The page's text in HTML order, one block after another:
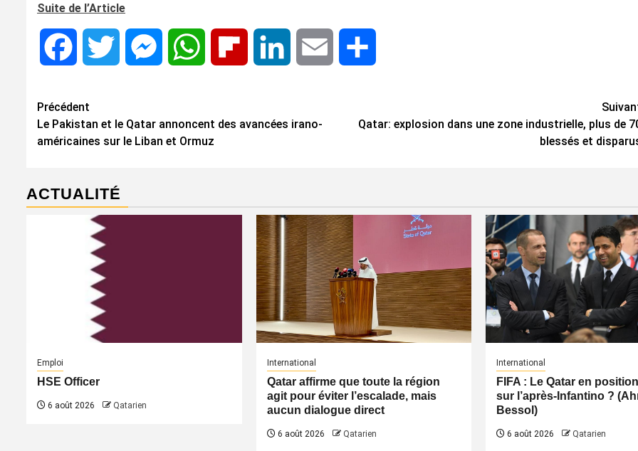
Suite de l’Article
Facebook Twitter MessengerWhatsApp Flipboard LinkedIn Email
Navigation
d’article
Précédent
Le Pakistan et le Qatar annoncent des avancées irano-
américaines sur le Liban et Ormuz
Qatar: explosion dans une zone industrielle, plus de
blessés et
ACTUALITÉ
Emploi
HSE Officer
6 août 2026 Qatarien
International
Qatar affirme que toute la région
agit pour éviter l’escalade, mais
aucun dialogue direct
6 août 2026 Qatarien
International
FIFA : Le Qatar en
sur l’après-Infantino ?
Bessol)
6 août 2026 Qatarien